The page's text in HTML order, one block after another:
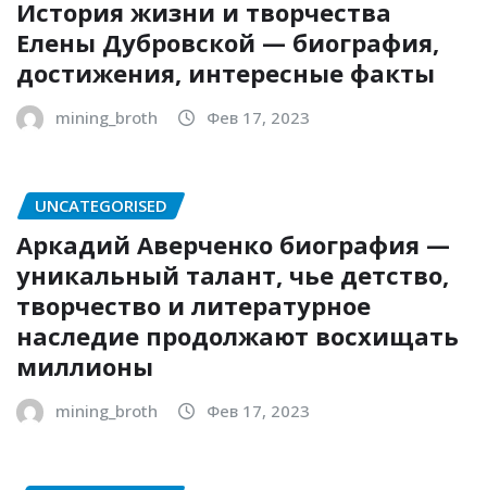
История жизни и творчества
Елены Дубровской — биография,
достижения, интересные факты
mining_broth Фев 17, 2023
UNCATEGORISED
Аркадий Аверченко биография —
уникальный талант, чье детство,
творчество и литературное
наследие продолжают восхищать
миллионы
mining_broth Фев 17, 2023